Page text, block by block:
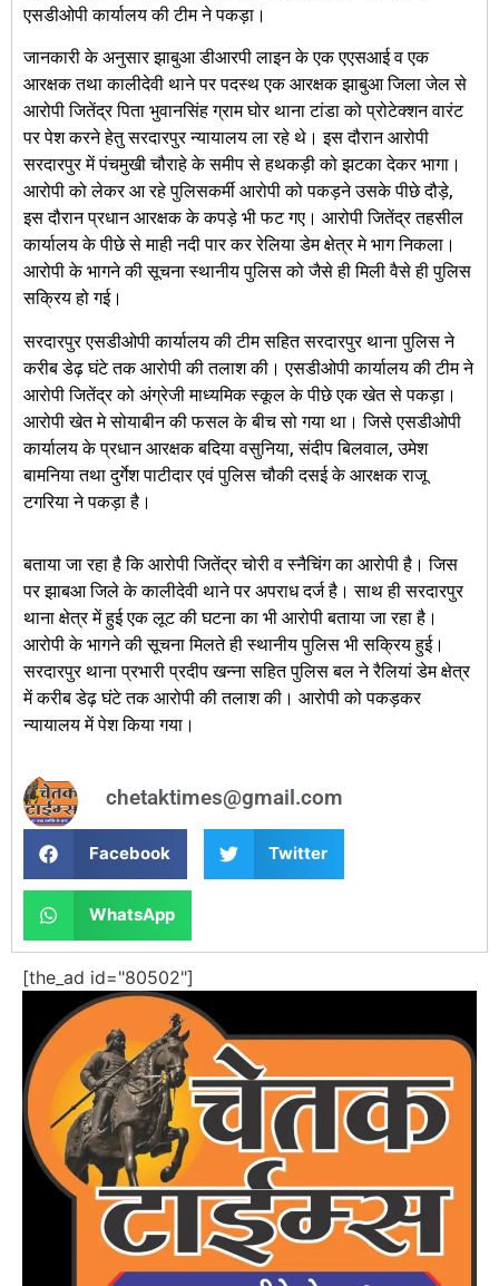
एसडीओपी कार्यालय की टीम ने पकड़ा।
जानकारी के अनुसार झाबुआ डीआरपी लाइन के एक एएसआई व एक
आरक्षक तथा कालीदेवी थाने पर पदस्थ एक आरक्षक झाबुआ जिला जेल से
आरोपी जितेंद्र पिता भुवानसिंह ग्राम घोर थाना टांडा को प्रोटेक्शन वारंट
पर पेश करने हेतु सरदारपुर न्यायालय ला रहे थे। इस दौरान आरोपी
सरदारपुर में पंचमुखी चौराहे के समीप से हथकड़ी को झटका देकर भागा।
आरोपी को लेकर आ रहे पुलिसकर्मी आरोपी को पकड़ने उसके पीछे दौड़े,
इस दौरान प्रधान आरक्षक के कपड़े भी फट गए। आरोपी जितेंद्र तहसील
कार्यालय के पीछे से माही नदी पार कर रेलिया डेम क्षेत्र मे भाग निकला।
आरोपी के भागने की सूचना स्थानीय पुलिस को जैसे ही मिली वैसे ही पुलिस
सक्रिय हो गई।
सरदारपुर एसडीओपी कार्यालय की टीम सहित सरदारपुर थाना पुलिस ने
करीब डेढ़ घंटे तक आरोपी की तलाश की। एसडीओपी कार्यालय की टीम ने
आरोपी जितेंद्र को अंग्रेजी माध्यमिक स्कूल के पीछे एक खेत से पकड़ा।
आरोपी खेत मे सोयाबीन की फसल के बीच सो गया था। जिसे एसडीओपी
कार्यालय के प्रधान आरक्षक बदिया वसुनिया, संदीप बिलवाल, उमेश
बामनिया तथा दुर्गेश पाटीदार एवं पुलिस चौकी दसई के आरक्षक राजू
टगरिया ने पकड़ा है।
बताया जा रहा है कि आरोपी जितेंद्र चोरी व स्नैचिंग का आरोपी है। जिस
पर झाबआ जिले के कालीदेवी थाने पर अपराध दर्ज है। साथ ही सरदारपुर
थाना क्षेत्र में हुई एक लूट की घटना का भी आरोपी बताया जा रहा है।
आरोपी के भागने की सूचना मिलते ही स्थानीय पुलिस भी सक्रिय हुई।
सरदारपुर थाना प्रभारी प्रदीप खन्ना सहित पुलिस बल ने रैलियां डेम क्षेत्र
में करीब डेढ़ घंटे तक आरोपी की तलाश की। आरोपी को पकड़कर
न्यायालय में पेश किया गया।
chetaktimes@gmail.com
Facebook Twitter
WhatsApp
[the_ad id="80502"]